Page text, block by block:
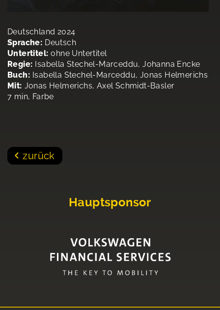
Deutschland 2024
Sprache: Deutsch
Untertitel: ohne Untertitel
Regie: Isabella Stechel-Marceddu, Johanna Encke
Buch: Isabella Stechel-Marceddu, Jonas Helmerichs
Mit: Jonas Helmerichs, Axel Schmidt-Basler
7 min, Farbe
zurück
Hauptsponsor